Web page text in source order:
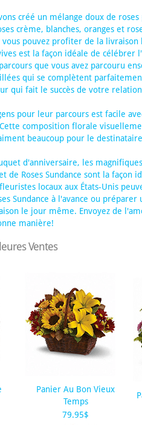
créé un mélange doux de roses
crème, blanches, oranges et
pouvez profiter de la livraison
est la façon idéale de célébrer
que vous avez parcouru
qui se complètent
qui fait le succès de votre
pour leur parcours est facile
Cette composition florale
beaucoup pour le
d'anniversaire, les
de Roses Sundance sont la façon
locaux aux États-Unis
Sundance à l'avance ou préparer
le jour même. Envoyez de
manière!
Ventes
Panier Au Bon Vieux
Temps
79.95$